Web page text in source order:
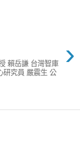
›
賴岳謙 台灣智庫
究員 嚴震生 公